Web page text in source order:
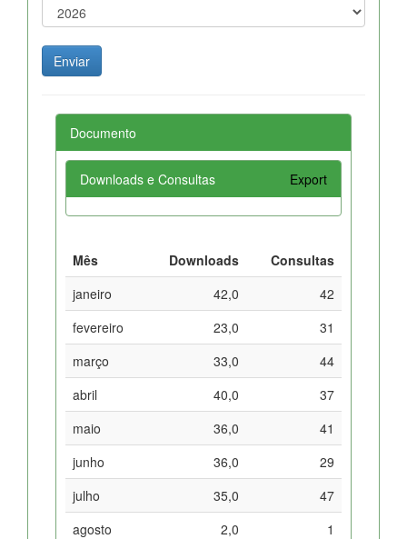
Documento
Downloads e Consultas Export
Mês Downloads
Consultas
janeiro
42,0
42
fevereiro
23,0
31
março
33,0
44
abril
40,0
37
maio
36,0
41
junho
36,0
29
julho
35,0
47
agosto
2,0
1